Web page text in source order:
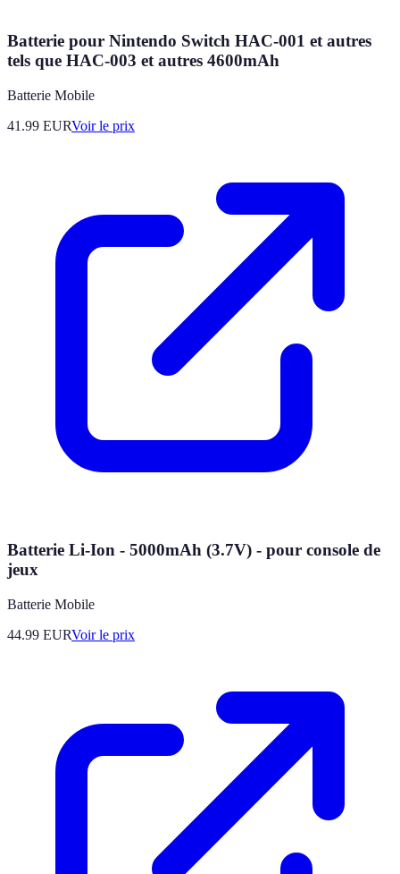
Batterie pour Nintendo Switch HAC-001 et autres
tels que HAC-003 et autres 4600mAh
Batterie Mobile
41.99 EURVoir le prix
Batterie Li-Ion - 5000mAh (3.7V) - pour console de
jeux
Batterie Mobile
44.99 EURVoir le prix